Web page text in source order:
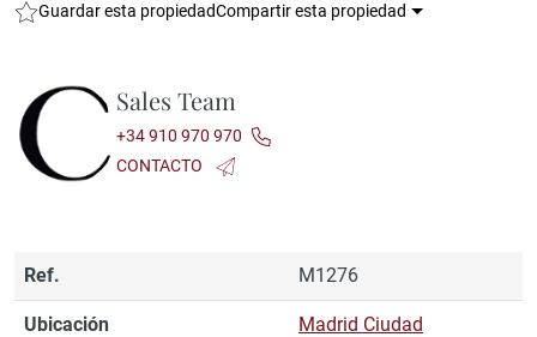
Guardar esta propiedadCompartir esta propiedad
Sales Team
+34 910 970 970
CONTACTO
Ref. M1276
Ubicación Madrid Ciudad